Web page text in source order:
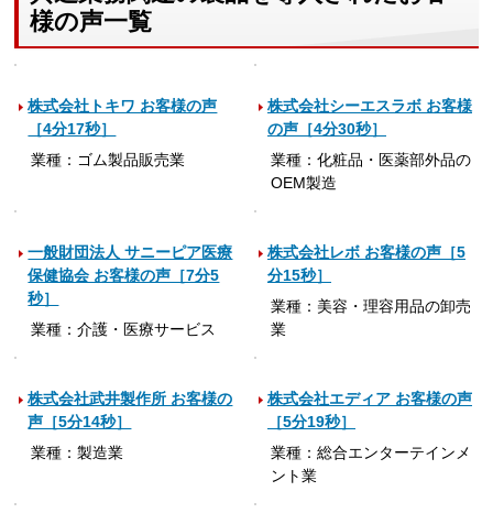
様の声一覧
株式会社トキワ お客様の声
［4分17秒］
業種：ゴム製品販売業
株式会社シーエスラボ お客様
の声［4分30秒］
業種：化粧品・医薬部外品の
OEM製造
一般財団法人 サニーピア医療
保健協会 お客様の声［7分5
秒］
業種：介護・医療サービス
株式会社レボ お客様の声［5
分15秒］
業種：美容・理容用品の卸売
業
株式会社武井製作所 お客様の
声［5分14秒］
業種：製造業
株式会社エディア お客様の声
［5分19秒］
業種：総合エンターテインメ
ント業